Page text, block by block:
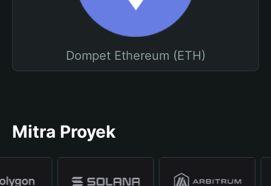
Dompet Ethereum (ETH)
Mitra Proyek